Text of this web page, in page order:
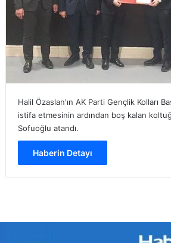
Halil Özaslan'ın AK Parti Gençlik Kolları
istifa etmesinin ardından boş kalan
Sofuoğlu atandı.
Haberin Detayı